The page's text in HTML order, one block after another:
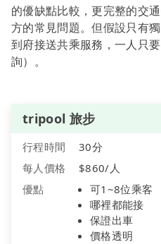
的優缺點比較，更完整的交
方的常見問題。但假設只有
到府接送共乘服務，一人只
詢）。
tripool 旅步
行程時間
30分
每人價格
$860/人
優點
可1~8位乘客
哪裡都能接
保證出車
價格透明